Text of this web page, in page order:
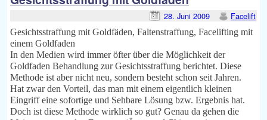
28. Juni 2009 Facelift
Gesichtsstraffung mit Goldfäden, Faltenstraffung, Facelifting mit
einem Goldfaden
In den Medien wird immer öfter über die Möglichkeit der
Goldfaden Behandlung zur Gesichtsstraffung berichtet. Diese
Methode ist aber nicht neu, sondern besteht schon seit Jahren.
Hat zwar den Vorteil, das man mit einem eigentlich kleinen
Eingriff eine sofortige und Sehbare Lösung bzw. Ergebnis hat.
Doch ist diese Methode wirklich so gut? Genau da gehen die